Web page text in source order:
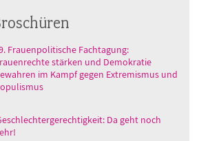
Frauenpolitische Fachtagung:
stärken und Demokratie
im Kampf gegen Extremismus und
Da geht noch